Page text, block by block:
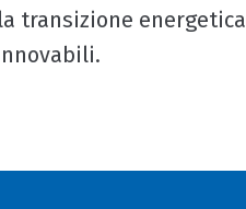
transizione energetica